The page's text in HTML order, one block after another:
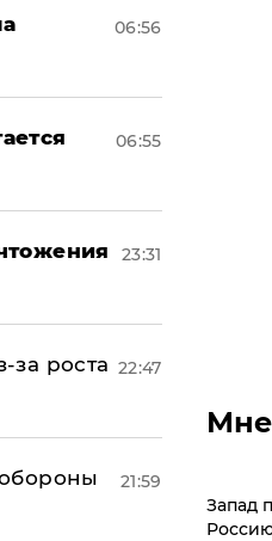
06:56
06:55
23:31
роста 22:47
21:59
Запад